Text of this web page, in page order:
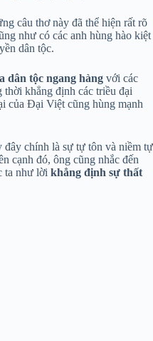
câu thơ này đã thể hiện rất rõ
như có các anh hùng hào kiệt
dân tộc.
dân tộc ngang hàng với các
thời khẳng định các triều đại
của Đại Việt cũng hùng mạnh
đây chính là sự tự tôn và niềm tự
cạnh đó, ông cũng nhắc đến
ta như lời khẳng định sự thất